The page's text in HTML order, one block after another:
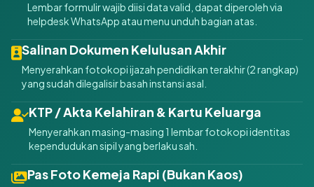
Lembar formulir wajib diisi data valid, dapat diperoleh via
helpdesk WhatsApp atau menu unduh bagian atas.
Salinan Dokumen Kelulusan Akhir
Menyerahkan fotokopi ijazah pendidikan terakhir (2 rangkap)
yang sudah dilegalisir basah instansi asal.
KTP / Akta Kelahiran & Kartu Keluarga
Menyerahkan masing-masing 1 lembar fotokopi identitas
kependudukan sipil yang berlaku sah.
Pas Foto Kemeja Rapi (Bukan Kaos)